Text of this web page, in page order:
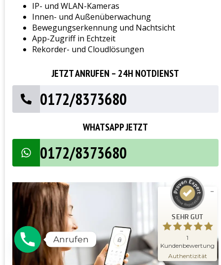
IP- und WLAN-Kameras
Innen- und Außenüberwachung
Bewegungserkennung und Nachtsicht
App-Zugriff in Echtzeit
Rekorder- und Cloudlösungen
JETZT ANRUFEN – 24H NOTDIENST
0172/8373680
WHATSAPP JETZT
0172/8373680
Anrufen
SEHR GUT
1
Kundenbewertung
Authentizität
Kundenbewertungen und Erfahrungen zu
Schlüsseldienst Meisterwerk
100
%
Empfehlungen auf
ProvenExpert.com
SEHR GUT
5,00
/
5,00
Bewertung auf ProvenExpert.com
Erfahren Sie mehr über dieses
Bewertungssiegel
09.11.2025
Profil ansehen